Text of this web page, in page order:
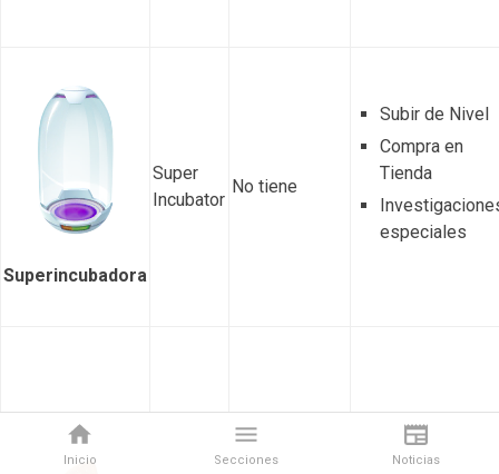
Superincubadora
Super
Incubator
No tiene
Subir de Nivel
Compra en
Tienda
especiales
Inicio Secciones Noticias